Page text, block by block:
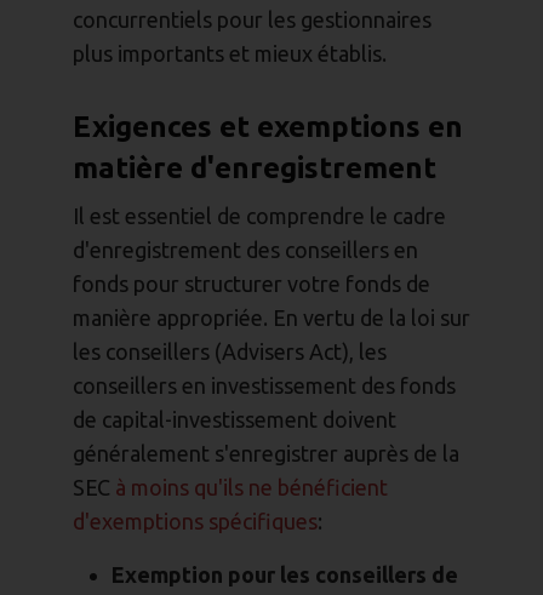
concurrentiels pour les gestionnaires
plus importants et mieux établis.
Exigences et exemptions en
matière d'enregistrement
Il est essentiel de comprendre le cadre
d'enregistrement des conseillers en
fonds pour structurer votre fonds de
manière appropriée. En vertu de la loi sur
les conseillers (Advisers Act), les
conseillers en investissement des fonds
de capital-investissement doivent
généralement s'enregistrer auprès de la
SEC à moins qu'ils ne bénéficient
d'exemptions spécifiques:
Exemption pour les conseillers de